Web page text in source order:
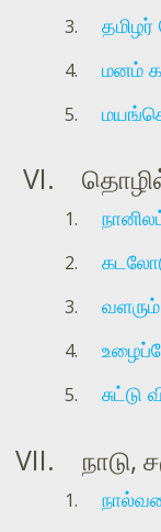
தமிழர்
மனம்
சுட்டு
நாடு,